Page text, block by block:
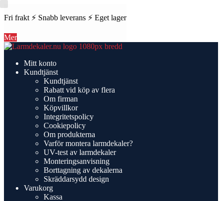
Fri frakt ⚡ Snabb leverans ⚡ Eget lager
Mer
Hoppa
navigering
Hoppa
innehållMitt konto
Kundtjänst
Kundtjänst
Rabatt vid köp av flera
Om firman
Köpvillkor
Integritetspolicy
Cookiepolicy
Om produkterna
Varför montera larmdekaler?
UV-test av larmdekaler
Monteringsanvisning
Borttagning av dekalerna
Skräddarsydd design
Varukorg
Kassa